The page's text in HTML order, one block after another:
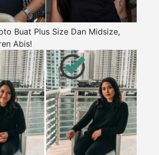
Buat Plus Size Dan Midsize,
Abis!